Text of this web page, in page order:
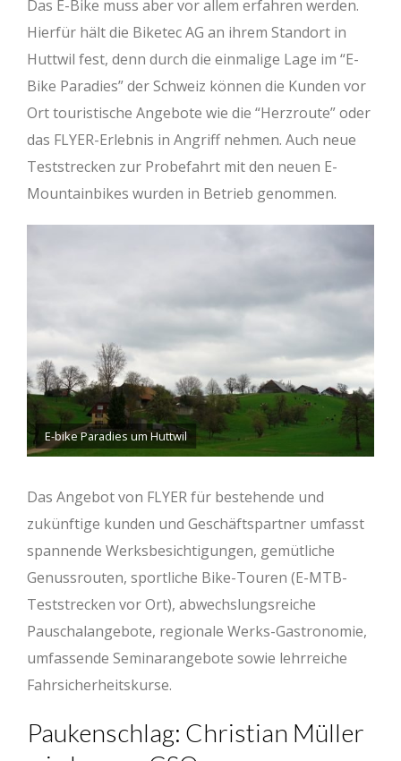
Das E-Bike muss aber vor allem erfahren werden.
Hierfür hält die Biketec AG an ihrem Standort in
Huttwil fest, denn durch die einmalige Lage im “E-
Bike Paradies” der Schweiz können die Kunden vor
Ort touristische Angebote wie die “Herzroute” oder
das FLYER-Erlebnis in Angriff nehmen. Auch neue
Teststrecken zur Probefahrt mit den neuen E-
Mountainbikes wurden in Betrieb genommen.
E-bike Paradies um Huttwil
Das Angebot von FLYER für bestehende und
zukünftige kunden und Geschäftspartner umfasst
spannende Werksbesichtigungen, gemütliche
Genussrouten, sportliche Bike-Touren (E-MTB-
Teststrecken vor Ort), abwechslungsreiche
Pauschalangebote, regionale Werks-Gastronomie,
umfassende Seminarangebote sowie lehrreiche
Fahrsicherheitskurse.
Paukenschlag: Christian Müller